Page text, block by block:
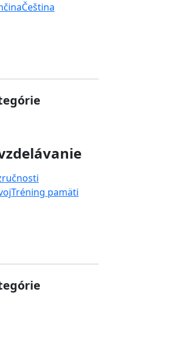
Čeština
Tréning pamäti